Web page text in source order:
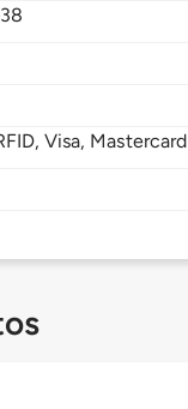
Visa, Mastercard